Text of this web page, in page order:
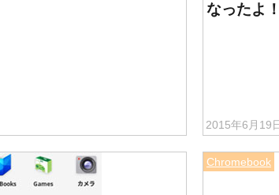
なったよ
2015年6月19
Chromebook